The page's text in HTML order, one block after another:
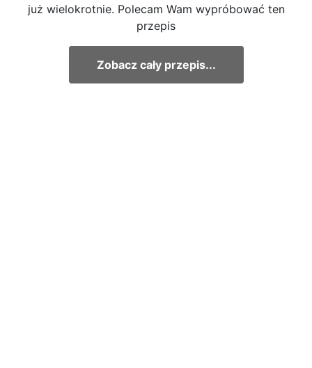
już wielokrotnie. Polecam Wam wypróbować ten
przepis
Zobacz cały przepis...